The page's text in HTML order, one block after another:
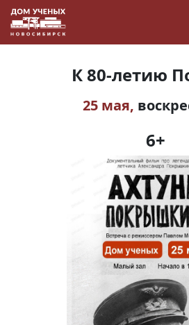
Наука
О Доме
Контакты
К 80-летию
25 мая,
6+